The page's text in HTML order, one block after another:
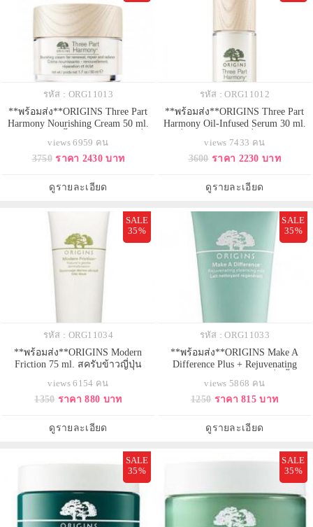
รหัส : ORG11013
**พร้อมส่ง**ORIGINS Three Part
Harmony Nourishing Cream 50 ml.
อ่อนเยาว์ ผิวดูกระชับ เรียบเนียน ริ้ว
รอยดูจางลง ผิวหมองคล้ำแลดูอ่อน
สว่างกระจ่างจับตาอย่างเห็นได้ชัด
views 6959 คน
3750 ราคา 2430 บาท
ดูรายละเอียด
รหัส : ORG11012
**พร้อมส่ง**ORIGINS Three Part
Harmony Oil-Infused Serum 30 ml.
สัญญาณผิวร่วงโรย ลดเลือนริ้วรอย
ร่องลึก คืนความกระจ่างใส
views 7433 คน
3600 ราคา 2230 บาท
ดูรายละเอียด
SALE
35%
รหัส : ORG11034
**พร้อมส่ง**ORIGINS Modern
Friction 75 ml. สครับข้าวญี่ปุ่น
เลือกของการผลัดผิวด้วยพลัง
ธรรมชาติ ครีมที่นุ่มนวลจากแป้ง
เรียบเนียน สดใสอย่างอ่อนโยน
views 6154 คน
1350 ราคา 880 บาท
ดูรายละเอียด
SALE
35%
รหัส : ORG11033
**พร้อมส่ง**ORIGINS Make A
Difference Plus + Rejuvenating
ทำความสะอาดผิวเนื้อโลชั่นกึ่งครีม
ผสานพลังธรรมชาติตรงเข้าขจัด
น้ำมันที่อุดตันตามรูขุมขน พร้อม
ปกป้องผิวจากความแห้งกร้าน
views 5868 คน
1250 ราคา 815 บาท
ดูรายละเอียด
SALE
35%
SALE
35%